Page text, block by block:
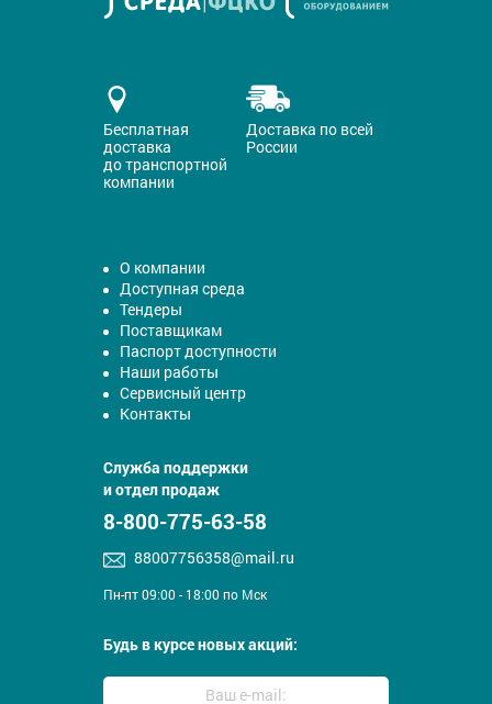
Бесплатная
доставка
до транспортной
компании
Доставка по всей
России
О компании
Доступная среда
Тендеры
Поставщикам
Паспорт доступности
Наши работы
Сервисный центр
Контакты
Служба поддержки
и отдел продаж
8-800-775-63-58
88007756358@mail.ru
Пн-пт 09:00 - 18:00 по Мск
Будь в курсе новых акций: